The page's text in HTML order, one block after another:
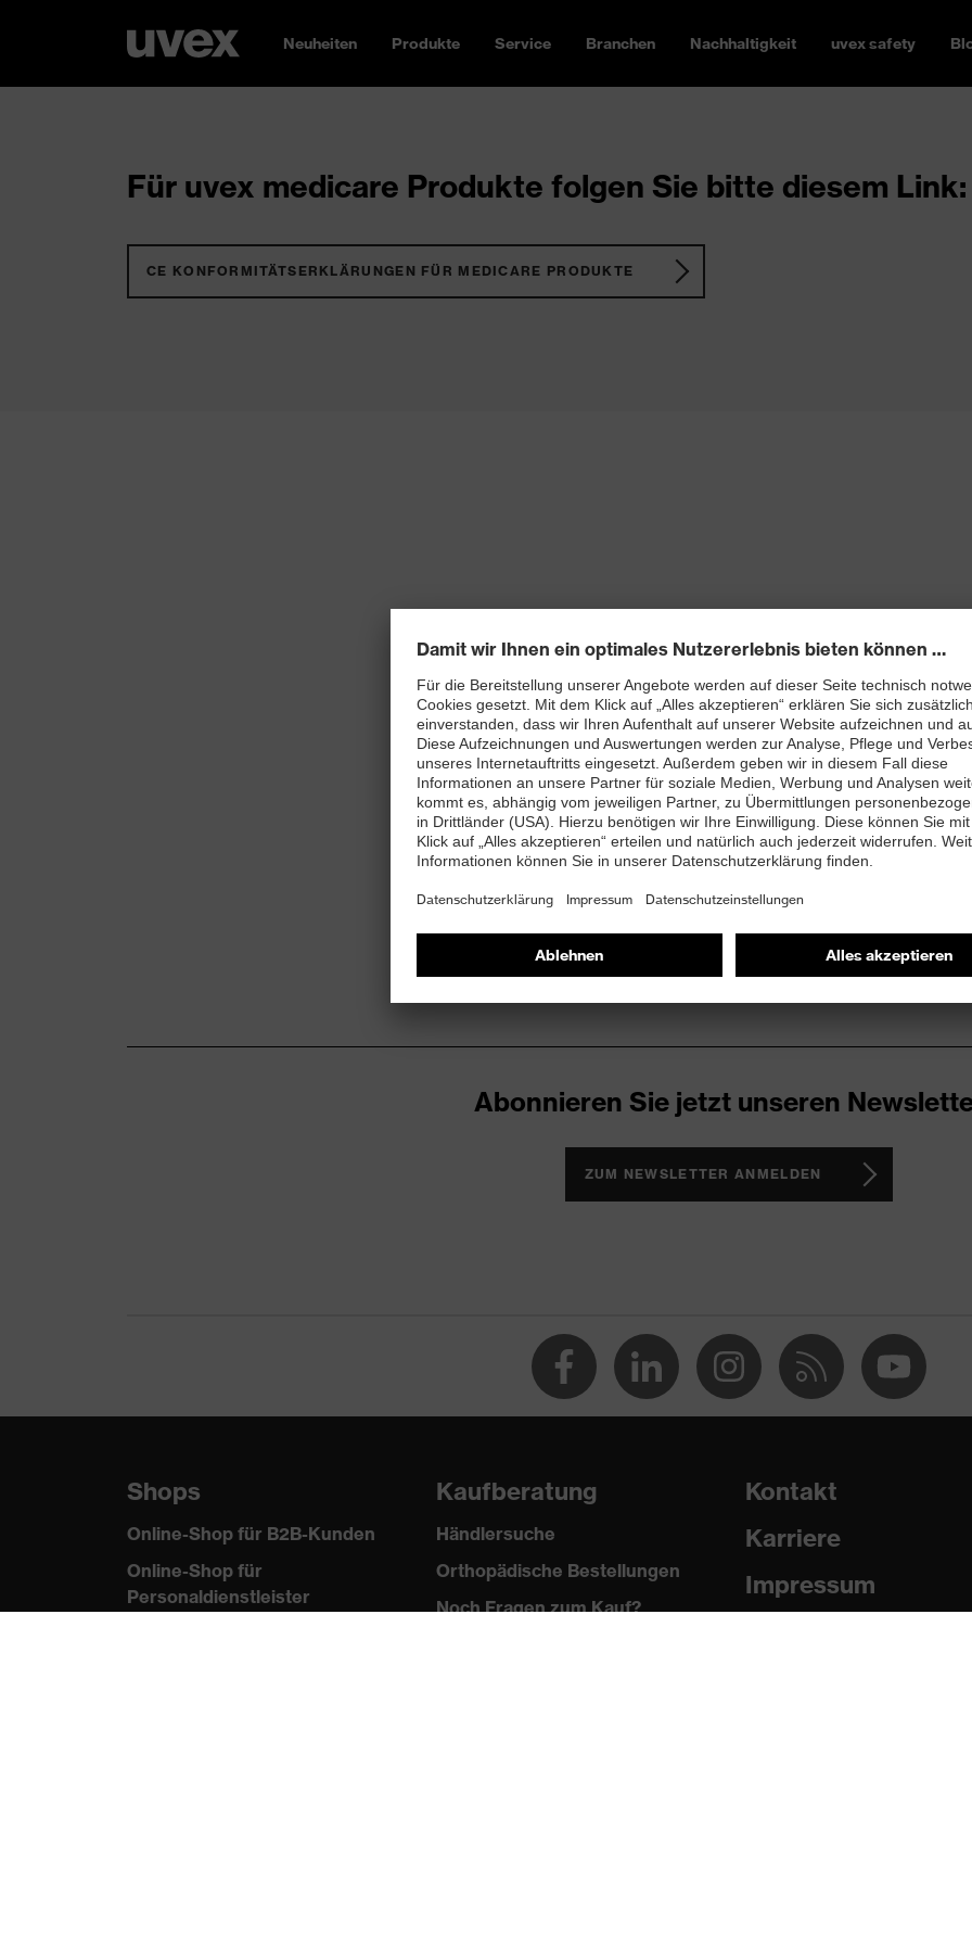
Neuheiten Produkte Service Branchen Nachhaltigkeit uvex safety
Für uvex medicare Produkte folgen Sie bitte diesem Link:
CE KONFORMITÄTSERKLÄRUNGEN FÜR MEDICARE PRODUKTE
Abonnieren Sie jetzt unseren
ZUM NEWSLETTER ANMELDEN
Shops
Online-Shop für B2B-Kunden
Online-Shop für
Personaldienstleister
Kaufberatung
Händlersuche
Orthopädische Bestellungen
Noch Fragen zum Kauf?
Kontakt
Karriere
Impressum